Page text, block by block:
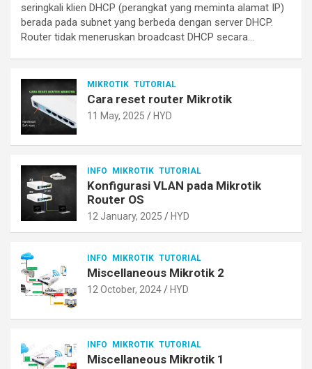
seringkali klien DHCP (perangkat yang meminta alamat IP)
berada pada subnet yang berbeda dengan server DHCP.
Router tidak meneruskan broadcast DHCP secara…
MIKROTIK TUTORIAL
Cara reset router Mikrotik
11 May, 2025 HYD
INFO MIKROTIK TUTORIAL
Konfigurasi VLAN pada Mikrotik
Router OS
12 January, 2025 HYD
INFO MIKROTIK TUTORIAL
Miscellaneous Mikrotik 2
12 October, 2024 HYD
INFO MIKROTIK TUTORIAL
Miscellaneous Mikrotik 1